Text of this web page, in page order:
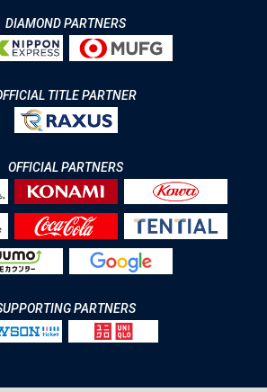
DIAMOND PARTNERS
TITLE PARTNER
OFFICIAL PARTNERS
PARTNERS